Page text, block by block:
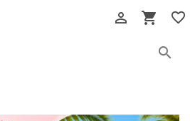
favorite_border


